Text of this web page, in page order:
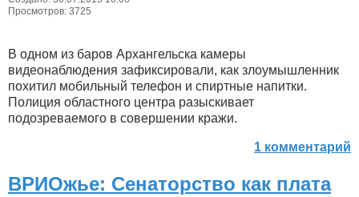
Просмотров: 3725
В одном из баров Архангельска камеры
видеонаблюдения зафиксировали, как злоумышленник
похитил мобильный телефон и спиртные напитки.
Полиция областного центра разыскивает
подозреваемого в совершении кражи.
1 комментарий
ВРИОжье: Сенаторство как плата